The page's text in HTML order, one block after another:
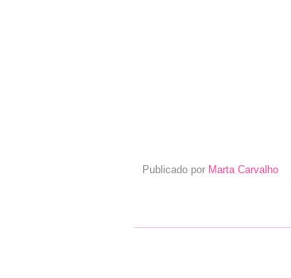
Publicado por Marta Carvalho